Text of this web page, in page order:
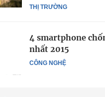
THỊ TRƯỜNG
CÔNG NGHỆ
4 smartphone
nhất 2015